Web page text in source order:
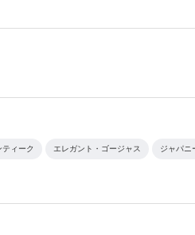
ィーク エレガント・ゴージャス ジャパニ